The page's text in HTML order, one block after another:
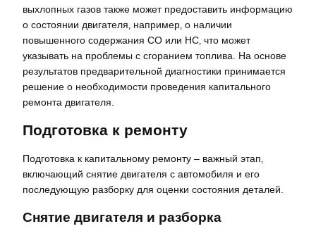
выхлопных газов также может предоставить информацию
о состоянии двигателя‚ например‚ о наличии
повышенного содержания CO или HC‚ что может
указывать на проблемы с сгоранием топлива. На основе
результатов предварительной диагностики принимается
решение о необходимости проведения капитального
ремонта двигателя.
Подготовка к ремонту
Подготовка к капитальному ремонту – важный этап‚
включающий снятие двигателя с автомобиля и его
последующую разборку для оценки состояния деталей.
Снятие двигателя и разборка